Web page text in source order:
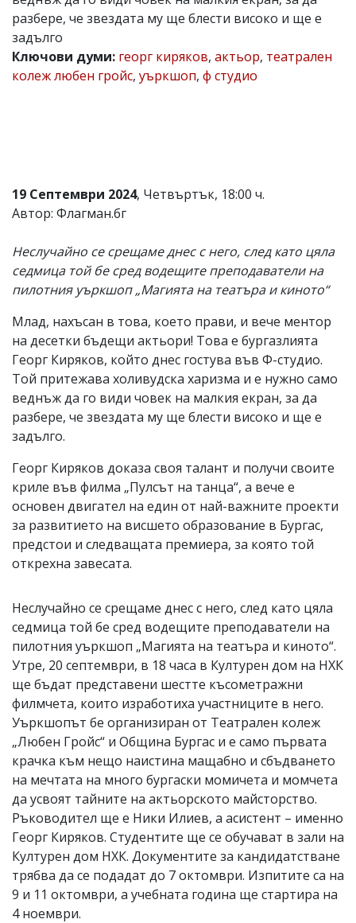
Коментарите
статиите
се
въвеждат
за
тях!
Ако
обиден
за
вас
коментар,
сигнализирайте
разбере, че звездата му ще блести високо и ще е
задълго
Ключови думи: георг киряков, актьор, театрален
колеж любен гройс, уъркшоп, ф студио
19 Септември 2024, Четвъртък, 18:00 ч.
Автор: Флагман.бг
Неслучайно се срещаме днес с него, след като цяла
седмица той бе сред водещите преподаватели на
пилотния уъркшоп „Магията на театъра и киното“
Млад, нахъсан в това, което прави, и вече ментор
на десетки бъдещи актьори! Това е бургазлията
Георг Киряков, който днес гостува във Ф-студио.
Той притежава холивудска харизма и е нужно само
веднъж да го види човек на малкия екран, за да
разбере, че звездата му ще блести високо и ще е
задълго.
Георг Киряков доказа своя талант и получи своите
криле във филма „Пулсът на танца“, а вече е
основен двигател на един от най-важните проекти
за развитието на висшето образование в Бургас,
предстои и следващата премиера, за която той
открехна завесата.
Неслучайно се срещаме днес с него, след като цяла
седмица той бе сред водещите преподаватели на
пилотния уъркшоп „Магията на театъра и киното“.
Утре, 20 септември, в 18 часа в Културен дом на НХК
ще бъдат представени шестте късометражни
филмчета, които изработиха участниците в него.
Уъркшопът бе организиран от Театрален колеж
„Любен Гройс“ и Община Бургас и е само първата
крачка към нещо наистина мащабно и сбъдването
на мечтата на много бургаски момичета и момчета
да усвоят тайните на актьорското майсторство.
Ръководител ще е Ники Илиев, а асистент – именно
Георг Киряков. Студентите ще се обучават в зали на
Културен дом НХК. Документите за кандидатстване
трябва да се подадат до 7 октомври. Изпитите са на
9 и 11 октомври, а учебната година ще стартира на
4 ноември.